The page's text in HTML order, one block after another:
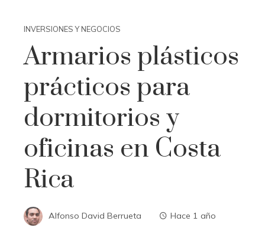
INVERSIONES Y NEGOCIOS
Armarios plásticos
prácticos para
dormitorios y
oficinas en Costa
Rica
Alfonso David Berrueta Hace 1 año